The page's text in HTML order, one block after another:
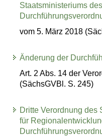
Staatsministeriums
vom 5. März 2018
Änderung der
Art. 2 Abs. 14 der
(SächsGVBl. S. 245)
Dritte Verordnung des
für